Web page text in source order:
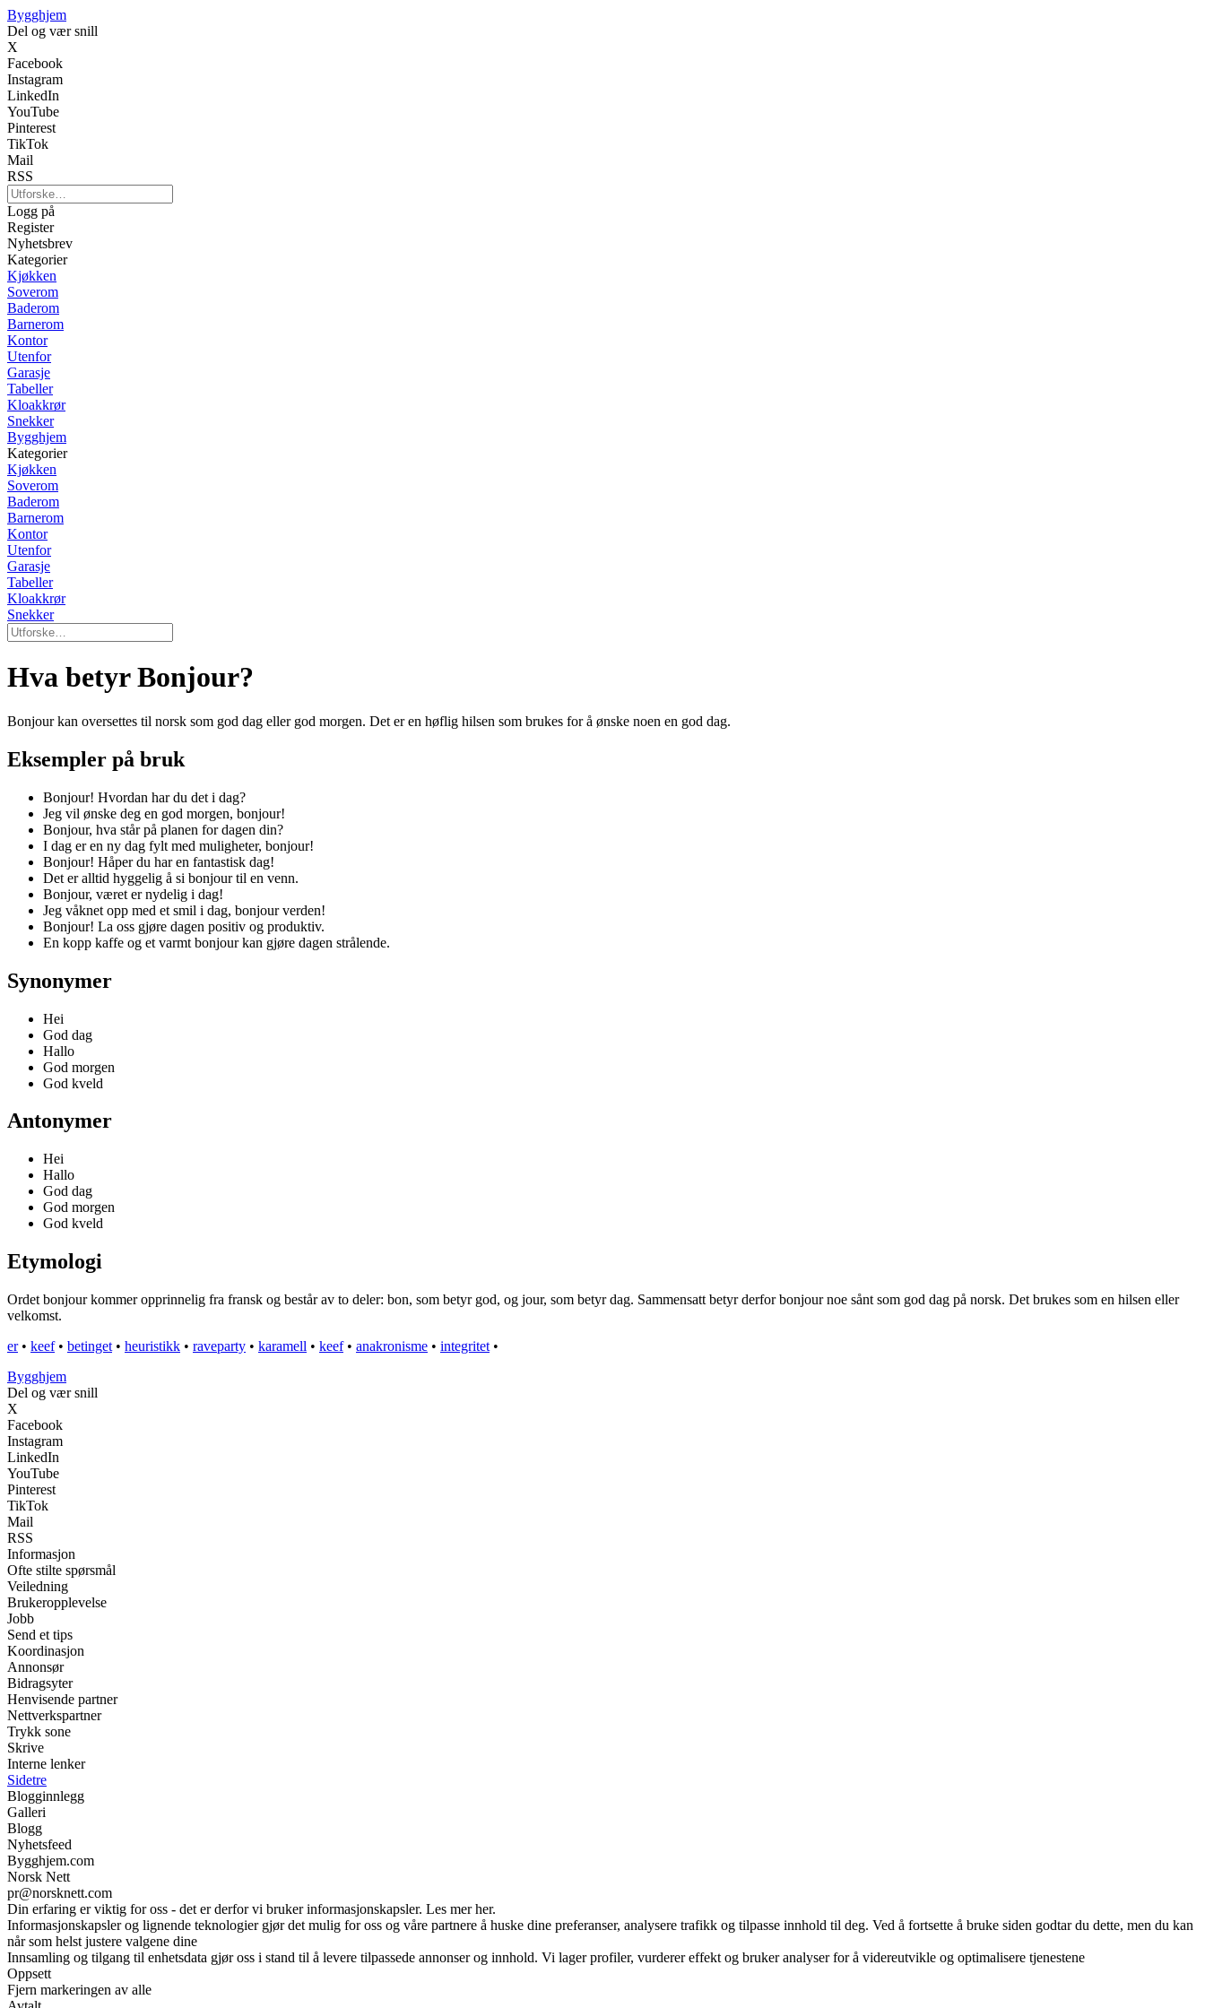
Bygghjem
Del og vær snill
X
Facebook
Instagram
LinkedIn
YouTube
Pinterest
TikTok
Mail
RSS
Logg på
Register
Nyhetsbrev
Kategorier
Kjøkken
Soverom
Baderom
Barnerom
Kontor
Utenfor
Garasje
Tabeller
Kloakkrør
Snekker
Bygghjem
Kategorier
Kjøkken
Soverom
Baderom
Barnerom
Kontor
Utenfor
Garasje
Tabeller
Kloakkrør
Snekker
Hva betyr Bonjour?
Bonjour kan oversettes til norsk som god dag eller god morgen. Det er en høflig hilsen som brukes for å ønske noen en god dag.
Eksempler på bruk
Bonjour! Hvordan har du det i dag?
Jeg vil ønske deg en god morgen, bonjour!
Bonjour, hva står på planen for dagen din?
I dag er en ny dag fylt med muligheter, bonjour!
Bonjour! Håper du har en fantastisk dag!
Det er alltid hyggelig å si bonjour til en venn.
Bonjour, været er nydelig i dag!
Jeg våknet opp med et smil i dag, bonjour verden!
Bonjour! La oss gjøre dagen positiv og produktiv.
En kopp kaffe og et varmt bonjour kan gjøre dagen strålende.
Synonymer
Hei
God dag
Hallo
God morgen
God kveld
Antonymer
Hei
Hallo
God dag
God morgen
God kveld
Etymologi
Ordet bonjour kommer opprinnelig fra fransk og består av to deler: bon, som betyr god, og jour, som betyr dag. Sammensatt betyr derfor bonjour noe sånt som god dag på norsk. Det brukes som en hilsen eller
velkomst.
er• keef• betinget • heuristikk • raveparty • karamell • keef• anakronisme • integritet •
Bygghjem
Del og vær snill
X
Facebook
Instagram
LinkedIn
YouTube
Pinterest
TikTok
Mail
RSS
Informasjon
Ofte stilte spørsmål
Veiledning
Brukeropplevelse
Jobb
Send et tips
Koordinasjon
Annonsør
Bidragsyter
Henvisende partner
Nettverkspartner
Trykk sone
Skrive
Interne lenker
Sidetre
Blogginnlegg
Galleri
Blogg
Nyhetsfeed
Bygghjem.com
Norsk Nett
pr@norsknett.com
Din erfaring er viktig for oss - det er derfor vi bruker informasjonskapsler. Les mer her.
Informasjonskapsler og lignende teknologier gjør det mulig for oss og våre partnere å huske dine preferanser, analysere trafikk og tilpasse innhold til deg. Ved å fortsette å bruke siden godtar du dette, men du kan
når som helst justere valgene dine
Innsamling og tilgang til enhetsdata gjør oss i stand til å levere tilpassede annonser og innhold. Vi lager profiler, vurderer effekt og bruker analyser for å videreutvikle og optimalisere tjenestene
Oppsett
Fjern markeringen av alle